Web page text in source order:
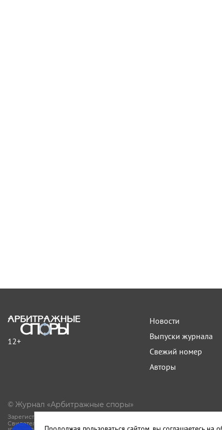
12+
Новости
Выпуски журнала
Свежий номер
Авторы
© Журнал «Арбитражные споры»
Зарегистрирован Роскомнадзором.
Свидетельство Эл № ФС77-81594 от 06.08.2021.